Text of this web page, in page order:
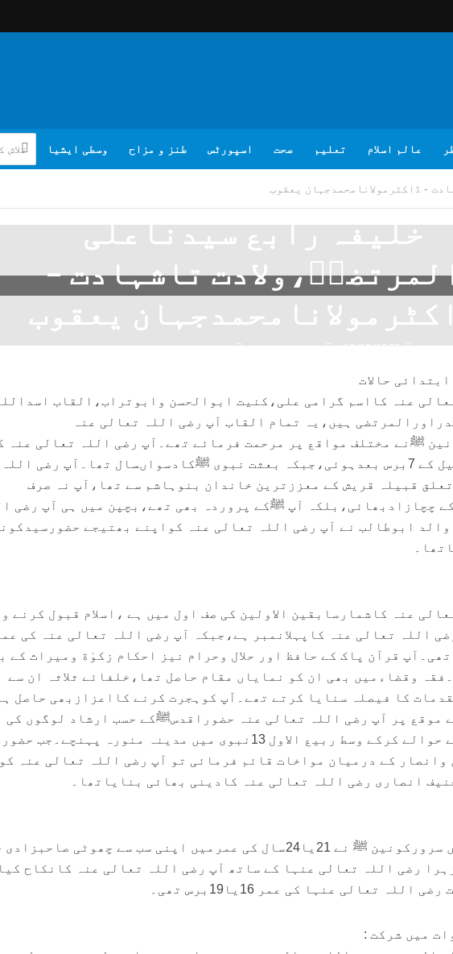
عالم اسلام تعلیم صحت اسپورٹس طنز و مزاح وسطی ایشیا
- ڈاکٹرمولانامحمدجہان یعقوب
خلیفہ رابع سیدناعلی
تاشہادت –
یعقوب
03/22/2025 تبصرہ لکھیے مولانا محمد جہان یعقوب
حالات
عنہ کااسم گرامی علی،کنیت ابوالحسن وابوتراب،القاب اسداللہ
ہیں،یہ تمام القاب آپ رضی اللہ تعالی عنہ
ﷺنے مختلف مواقع پر مرحمت فرمائے تھے۔آپ رضی اللہ تعالی عنہ
ولادت عام الفیل کے 7برس بعدہوئی،جبکہ بعثت نبوی ﷺکادسواںسال تھا۔آپ رضی اللہ
قبیلہ قریش کے معززترین خاندان بنوہاشم سے تھا،آپ نہ صرف
چچازادبھائی،بلکہ آپ ﷺکے پروردہ بھی تھے،بچپن میں ہی آپ رضی
والد ابوطالب نے آپ رضی اللہ تعالی عنہ کواپنے بھتیجے
عنہ کاشمارسابقین الاولین کی صف اول میں ہے ،اسلام قبول کرنے
اللہ تعالی عنہ کاپہلانمبر ہے،جبکہ آپ رضی اللہ تعالی عنہ کی
تھی۔آپ قرآن پاک کے حافظ اور حلال وحرام نیز احکام زکوٰة ومیراث کے
وقضاءمیں بھی ان کو نمایاں مقام حاصل تھا،خلفائے ثلاثہ ان سے
کا فیصلہ سنایا کرتے تھے۔آپ کوہجرت کرنے کااعزازبھی حاصل
موقع پر آپ رضی اللہ تعالی عنہ حضوراقدسﷺکے حسب ارشاد لوگوں کی
امانتیں ان کے حوالے کرکے وسط ربیع الاول 13نبوی میں مدینہ منورہ پہنچے۔جب
کے درمیان مواخات قائم فرمائی تو آپ رضی اللہ تعالی عنہ کو
انصاری رضی اللہ تعالی عنہ کادینی بھائی بنایاتھا۔
رجب 2ہجری میں سرورکونین ﷺ نے 21یا24سال کی عمرمیں اپنی سب سے چھوٹی
رضی اللہ تعالی عنہا کے ساتھ آپ رضی اللہ تعالی عنہ کانکاح
اللہ تعالی عنہا کی عمر 16یا19برس تھی۔
میں شرکت :